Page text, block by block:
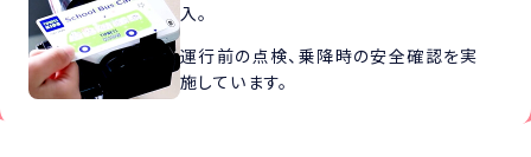
入。
運行前の点検、乗降時の安全確認を実
施しています。